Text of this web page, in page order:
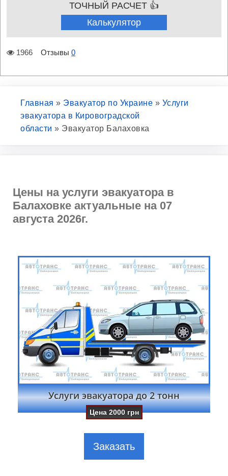
ТОЧНЫЙ РАСЧЕТ 👍
Калькулятор
1966 Отзывы 0
Главная » Эвакуатор по Украине » Услуги
эвакуатора в Кировоградской
области » Эвакуатор Балаховка
Цены на услуги эвакуатора в
Балаховке актуальные на 07
августа 2026г.
Услуги эвакуатора до 2 тонн
Цена2000 грн
Заказать